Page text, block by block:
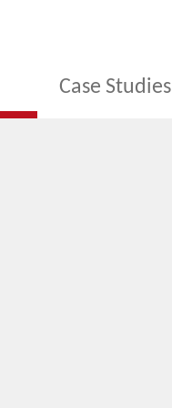
Case Studies